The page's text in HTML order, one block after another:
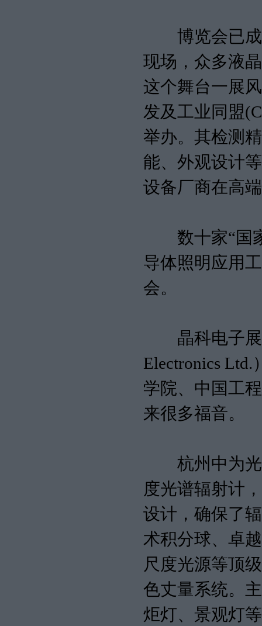
博览会已成
现场，众多液
这个舞台一展
发及工业同盟
举办。其检测
能、外观设计
设备厂商在高
数十家“国家
导体照明应用
会。
晶科电子展
Electronics
学院、中国工
来很多福音。
杭州中为光
度光谱辐射计
设计，确保了
术积分球、卓
尺度光源等顶
色丈量系统。
炬灯、景观灯